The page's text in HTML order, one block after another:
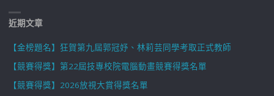
近期文章
【金榜題名】狂賀第九屆郭冠妤、林莉芸同學考取正式教師
【競賽得獎】第22屆技專校院電腦動畫競賽得獎名單
【競賽得獎】2026放視大賞得獎名單